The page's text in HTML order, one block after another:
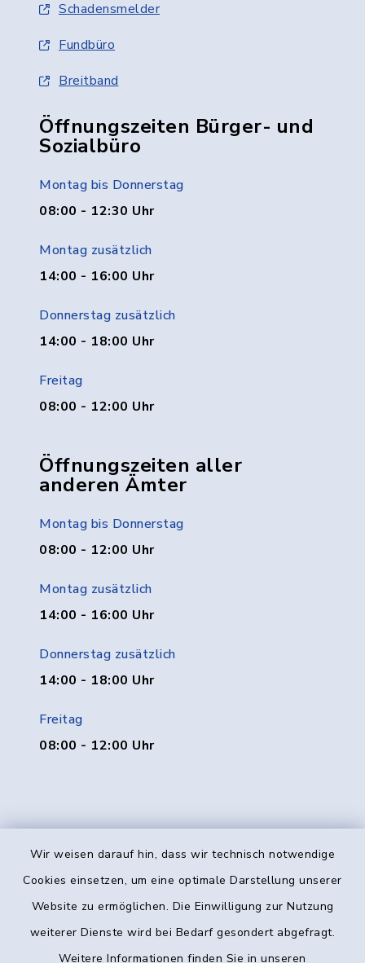
Wir weisen darauf hin, dass wir technisch notwendige
Cookies einsetzen, um eine optimale Darstellung unserer
Website zu ermöglichen. Die Einwilligung zur Nutzung
weiterer Dienste wird bei Bedarf gesondert abgefragt.
Weitere Informationen finden Sie in unseren
Schadensmelder
Fundbüro
Breitband
Öffnungszeiten Bürger- und
Sozialbüro
Montag bis Donnerstag
08:00 - 12:30 Uhr
Montag zusätzlich
14:00 - 16:00 Uhr
Donnerstag zusätzlich
14:00 - 18:00 Uhr
Freitag
08:00 - 12:00 Uhr
Öffnungszeiten aller
anderen Ämter
Montag bis Donnerstag
08:00 - 12:00 Uhr
Montag zusätzlich
14:00 - 16:00 Uhr
Donnerstag zusätzlich
14:00 - 18:00 Uhr
Freitag
08:00 - 12:00 Uhr
Kontakt